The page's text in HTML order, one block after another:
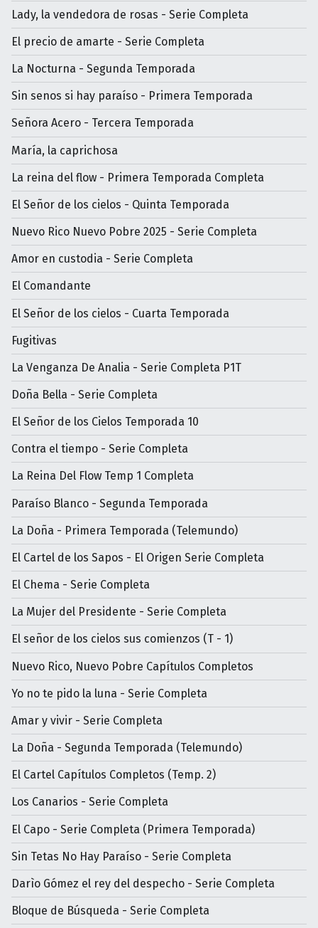
Lady, la vendedora de rosas - Serie Completa
El precio de amarte - Serie Completa
La Nocturna - Segunda Temporada
Sin senos si hay paraíso - Primera Temporada
Señora Acero - Tercera Temporada
María, la caprichosa
La reina del flow - Primera Temporada Completa
El Señor de los cielos - Quinta Temporada
Nuevo Rico Nuevo Pobre 2025 - Serie Completa
Amor en custodia - Serie Completa
El Comandante
El Señor de los cielos - Cuarta Temporada
Fugitivas
La Venganza De Analia - Serie Completa P1T
Doña Bella - Serie Completa
El Señor de los Cielos Temporada 10
Contra el tiempo - Serie Completa
La Reina Del Flow Temp 1 Completa
Paraíso Blanco - Segunda Temporada
La Doña - Primera Temporada (Telemundo)
El Cartel de los Sapos - El Origen Serie Completa
El Chema - Serie Completa
La Mujer del Presidente - Serie Completa
El señor de los cielos sus comienzos (T - 1)
Nuevo Rico, Nuevo Pobre Capítulos Completos
Yo no te pido la luna - Serie Completa
Amar y vivir - Serie Completa
La Doña - Segunda Temporada (Telemundo)
El Cartel Capítulos Completos (Temp. 2)
Los Canarios - Serie Completa
El Capo - Serie Completa (Primera Temporada)
Sin Tetas No Hay Paraíso - Serie Completa
Darìo Gómez el rey del despecho - Serie Completa
Bloque de Búsqueda - Serie Completa